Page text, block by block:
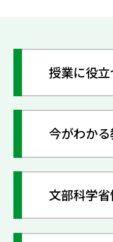
授業に役
今がわか
文部科学